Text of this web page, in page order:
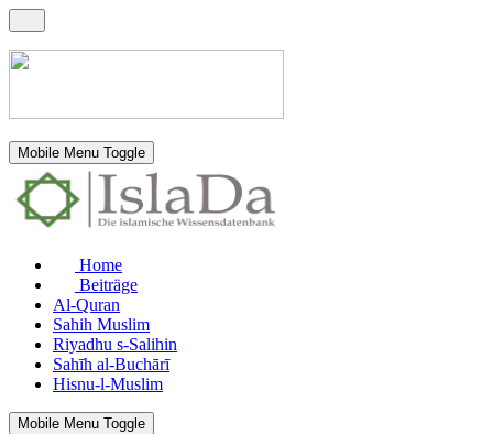
Mobile Menu Toggle
Home
Beiträge
Al-Quran
Sahih Muslim
Riyadhu s-Salihin
Sahīh al-Buchārī
Hisnu-l-Muslim
Mobile Menu Toggle